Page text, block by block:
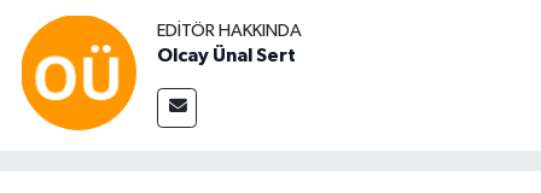
EDITÖR HAKKINDA
Olcay Ünal Sert